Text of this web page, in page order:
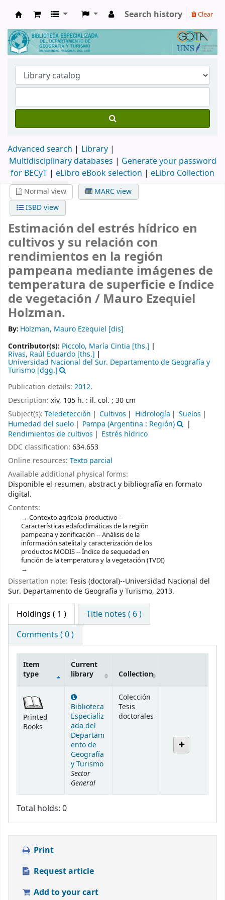
Biblioteca de Geografía y Turismo
Search history Clear
Advanced search
Library
Multidisciplinary databases | Generate your password
for BECyT | eLibro eBook selection | eLibro Collection
Normal view
MARC view
ISBD view
Estimación del estrés hídrico en
cultivos y su relación con
rendimientos en la región
pampeana mediante imágenes de
temperatura de superficie e índice
de vegetación / Mauro Ezequiel
Holzman.
By: Holzman, Mauro Ezequiel [dis]
Contributor(s): Piccolo, María Cintia [ths.]
Rivas, Raúl Eduardo [ths.]
Universidad Nacional del Sur. Departamento de Geografía y
Turismo [dgg.]
Publication details: 2012.
Description: xiv, 105 h. : il. col. ; 30 cm
Subject(s): Teledetección Cultivos Hidrología
Suelos
Humedad del suelo
Pampa (Argentina : Región)
Rendimientos de cultivos
Estrés hídrico
DDC classification: 634.653
Online resources: Texto parcial
Available additional physical forms:
Disponible el resumen, abstract y bibliografía en formato
digital.
Contents:
Contexto agrícola-productivo --
Características edafoclimáticas de la región
pampeana y zonificación -- Análisis de la
información satelital y caracterización de los
productos MODIS -- Índice de sequedad en
función de la temperatura y la vegetación (TVDI)
Dissertation note: Tesis (doctoral)--Universidad Nacional del
Sur. Departamento de Geografía y Turismo, 2013.
Holdings ( 1 )
Title notes ( 6 )
Comments ( 0 )
Item
type
Current
library
Collection
Printed
Books
Biblioteca
Especializ
ada del
Departam
ento de
Geografía
y Turismo
Sector
General
Colección
Tesis
doctorales
Total holds: 0
Print
Request article
Add to your cart